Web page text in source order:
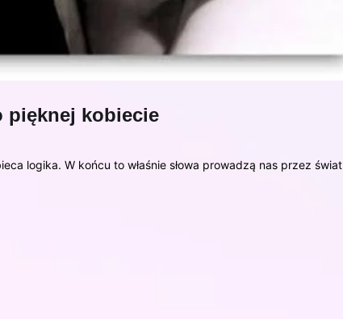
pięknej kobiecie
logika. W końcu to właśnie słowa prowadzą nas przez świat